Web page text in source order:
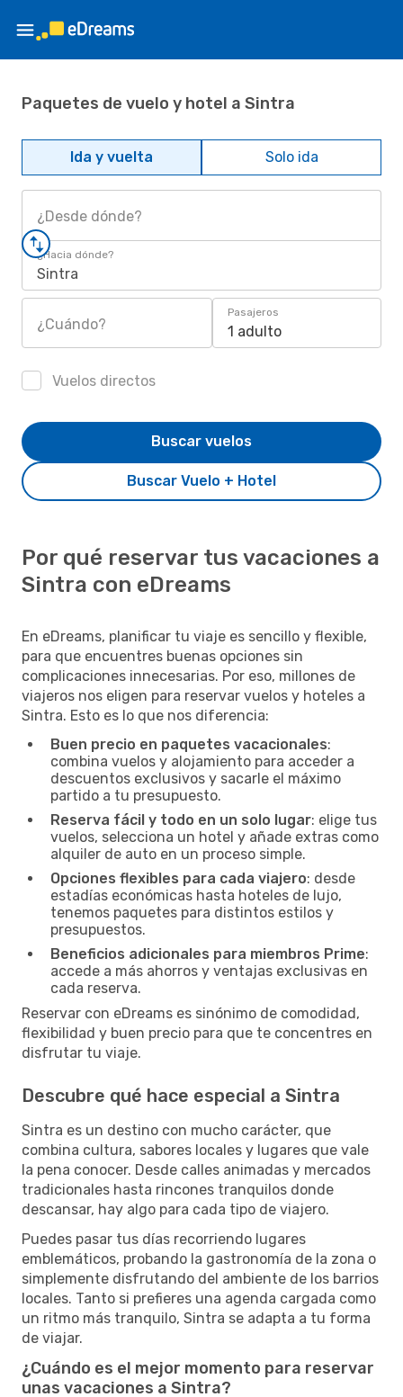
Paquetes de vuelo y hotel a Sintra
Ida y vuelta Solo ida
¿Desde dónde?
¿Hacia dónde?
Sintra
¿Cuándo?
Pasajeros
1 adulto
Vuelos directos
Buscar Vuelo + Hotel
Buscar vuelos
Por qué reservar tus vacaciones a
Sintra con eDreams
En eDreams, planificar tu viaje es sencillo y flexible,
para que encuentres buenas opciones sin
complicaciones innecesarias. Por eso, millones de
viajeros nos eligen para reservar vuelos y hoteles a
Sintra. Esto es lo que nos diferencia:
Buen precio en paquetes vacacionales:
combina vuelos y alojamiento para acceder a
descuentos exclusivos y sacarle el máximo
partido a tu presupuesto.
Reserva fácil y todo en un solo lugar: elige tus
vuelos, selecciona un hotel y añade extras como
alquiler de auto en un proceso simple.
Opciones flexibles para cada viajero: desde
estadías económicas hasta hoteles de lujo,
tenemos paquetes para distintos estilos y
presupuestos.
Beneficios adicionales para miembros Prime:
accede a más ahorros y ventajas exclusivas en
cada reserva.
Reservar con eDreams es sinónimo de comodidad,
flexibilidad y buen precio para que te concentres en
disfrutar tu viaje.
Descubre qué hace especial a Sintra
Sintra es un destino con mucho carácter, que
combina cultura, sabores locales y lugares que vale
la pena conocer. Desde calles animadas y mercados
tradicionales hasta rincones tranquilos donde
descansar, hay algo para cada tipo de viajero.
Puedes pasar tus días recorriendo lugares
emblemáticos, probando la gastronomía de la zona o
simplemente disfrutando del ambiente de los barrios
locales. Tanto si prefieres una agenda cargada como
un ritmo más tranquilo, Sintra se adapta a tu forma
de viajar.
¿Cuándo es el mejor momento para reservar
unas vacaciones a Sintra?